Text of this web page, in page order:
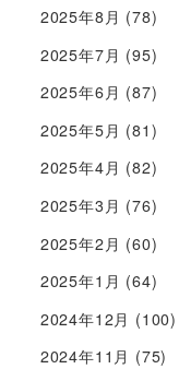
2025年8月 (78)
2025年7月 (95)
2025年6月 (87)
2025年5月 (81)
2025年4月 (82)
2025年3月 (76)
2025年2月 (60)
2025年1月 (64)
2024年12月 (100)
2024年11月 (75)